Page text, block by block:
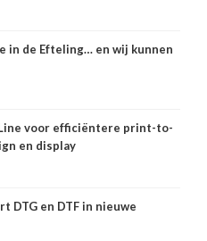
in de Efteling… en wij kunnen
voor efficiëntere print-to-
en display
DTG en DTF in nieuwe